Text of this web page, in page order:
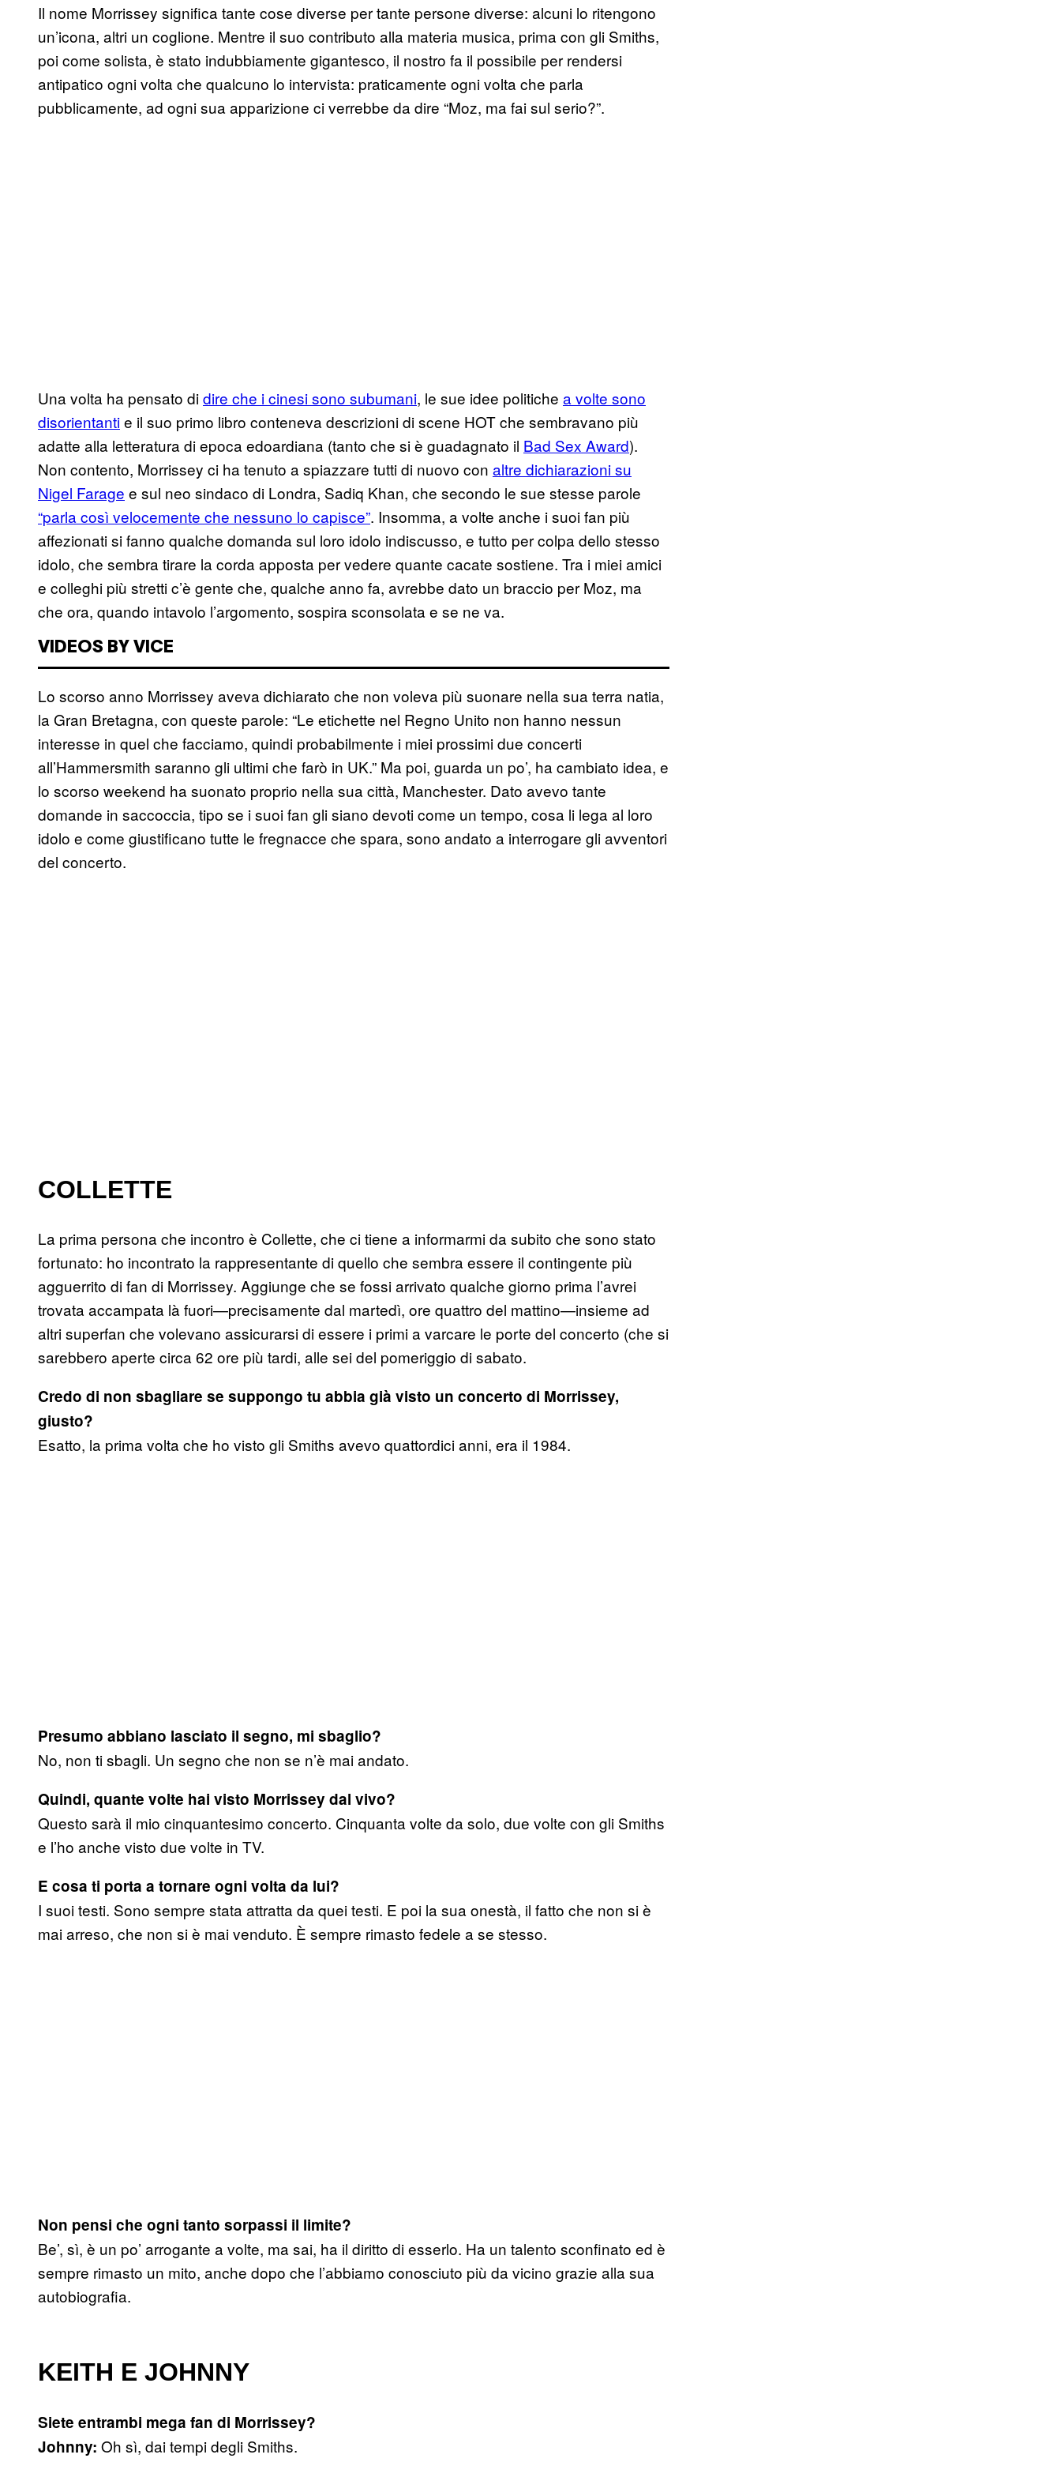
Il nome Morrissey significa tante cose diverse per tante persone diverse: alcuni lo ritengono
un’icona, altri un coglione. Mentre il suo contributo alla materia musica, prima con gli Smiths,
poi come solista, è stato indubbiamente gigantesco, il nostro fa il possibile per rendersi
antipatico ogni volta che qualcuno lo intervista: praticamente ogni volta che parla
pubblicamente, ad ogni sua apparizione ci verrebbe da dire “Moz, ma fai sul serio?”.
Una volta ha pensato didire che i cinesi sono subumani, le sue idee politiche a volte sono
disorientantie il suo primo libro conteneva descrizioni di scene HOT che sembravano più
adatte alla letteratura di epoca edoardiana (tanto che si è guadagnato il Bad Sex Award).
Non contento, Morrissey ci ha tenuto a spiazzare tutti di nuovo con altre dichiarazioni su
Nigel Farage e sul neo sindaco di Londra, Sadiq Khan, che secondo le sue stesse parole
“parla così velocemente che nessuno lo capisce”. Insomma, a volte anche i suoi fan più
affezionati si fanno qualche domanda sul loro idolo indiscusso, e tutto per colpa dello stesso
idolo, che sembra tirare la corda apposta per vedere quante cacate sostiene. Tra i miei amici
e colleghi più stretti c’è gente che, qualche anno fa, avrebbe dato un braccio per Moz, ma
che ora, quando intavolo l’argomento, sospira sconsolata e se ne va.
VIDEOS BY VICE
Lo scorso anno Morrissey aveva dichiarato che non voleva più suonare nella sua terra natia,
la Gran Bretagna, con queste parole: “Le etichette nel Regno Unito non hanno nessun
interesse in quel che facciamo, quindi probabilmente i miei prossimi due concerti
all’Hammersmith saranno gli ultimi che farò in UK.” Ma poi, guarda un po’, ha cambiato idea, e
lo scorso weekend ha suonato proprio nella sua città, Manchester. Dato avevo tante
domande in saccoccia, tipo se i suoi fan gli siano devoti come un tempo, cosa li lega al loro
idolo e come giustificano tutte le fregnacce che spara, sono andato a interrogare gli avventori
del concerto.
COLLETTE
La prima persona che incontro è Collette, che ci tiene a informarmi da subito che sono stato
fortunato: ho incontrato la rappresentante di quello che sembra essere il contingente più
agguerrito di fan di Morrissey. Aggiunge che se fossi arrivato qualche giorno prima l’avrei
trovata accampata là fuori—precisamente dal martedì, ore quattro del mattino—insieme ad
altri superfan che volevano assicurarsi di essere i primi a varcare le porte del concerto (che si
sarebbero aperte circa 62 ore più tardi, alle sei del pomeriggio di sabato.
Credo di non sbagliare se suppongo tu abbia già visto un concerto di Morrissey,
giusto?
Esatto, la prima volta che ho visto gli Smiths avevo quattordici anni, era il 1984.
Presumo abbiano lasciato il segno, mi sbaglio?
No, non ti sbagli. Un segno che non se n’è mai andato.
Quindi, quante volte hai visto Morrissey dal vivo?
Questo sarà il mio cinquantesimo concerto. Cinquanta volte da solo, due volte con gli Smiths
e l’ho anche visto due volte in TV.
E cosa ti porta a tornare ogni volta da lui?
I suoi testi. Sono sempre stata attratta da quei testi. E poi la sua onestà, il fatto che non si è
mai arreso, che non si è mai venduto. È sempre rimasto fedele a se stesso.
Non pensi che ogni tanto sorpassi il limite?
Be’, sì, è un po’ arrogante a volte, ma sai, ha il diritto di esserlo. Ha un talento sconfinato ed è
sempre rimasto un mito, anche dopo che l’abbiamo conosciuto più da vicino grazie alla sua
autobiografia.
KEITH E JOHNNY
Siete entrambi mega fan di Morrissey?
Johnny: Oh sì, dai tempi degli Smiths.